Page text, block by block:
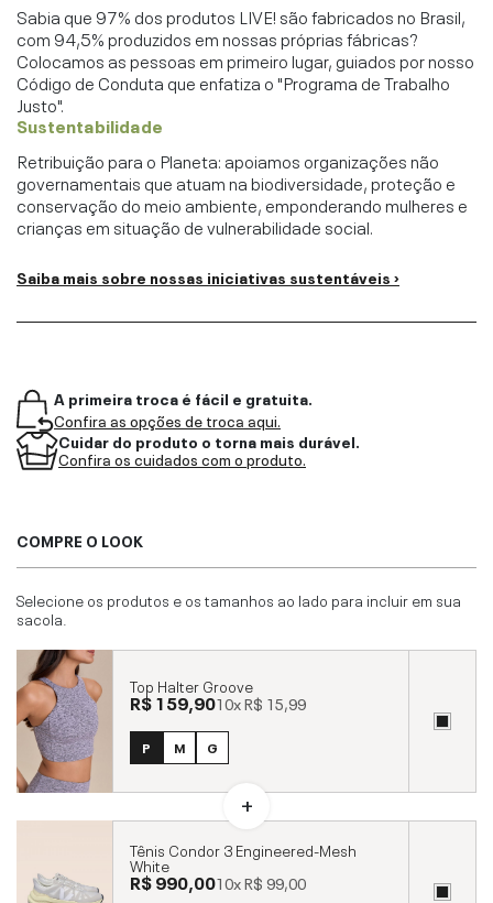
Sabia que 97% dos produtos LIVE! são fabricados no Brasil,
com 94,5% produzidos em nossas próprias fábricas?
Colocamos as pessoas em primeiro lugar, guiados por nosso
Código de Conduta que enfatiza o "Programa de Trabalho
Justo".
Sustentabilidade
Retribuição para o Planeta: apoiamos organizações não
governamentais que atuam na biodiversidade, proteção e
conservação do meio ambiente, emponderando mulheres e
crianças em situação de vulnerabilidade social.
Saiba mais sobre nossas iniciativas sustentáveis ›
A primeira troca é fácil e gratuita.
Confira as opções de troca aqui.
Cuidar do produto o torna mais durável.
Confira os cuidados com o produto.
COMPRE O LOOK
Selecione os produtos e os tamanhos ao lado para incluir em sua
sacola.
Top Halter Groove
R$ 159,9010xR$ 15,99
P M G
Tênis Condor 3 Engineered-Mesh
White
R$ 990,0010xR$ 99,00